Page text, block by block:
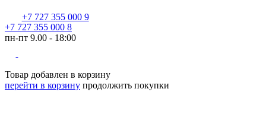
+7 727 355 000 9
+7 727 355 000 8
пн-пт 9.00 - 18:00
Товар добавлен в корзину
перейти в корзину продолжить покупки